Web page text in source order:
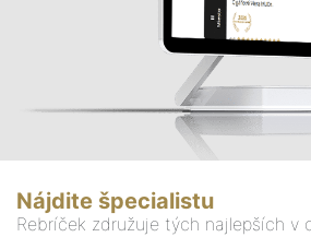
Nájdite špecialistu
Rebríček združuje tých najlepších v